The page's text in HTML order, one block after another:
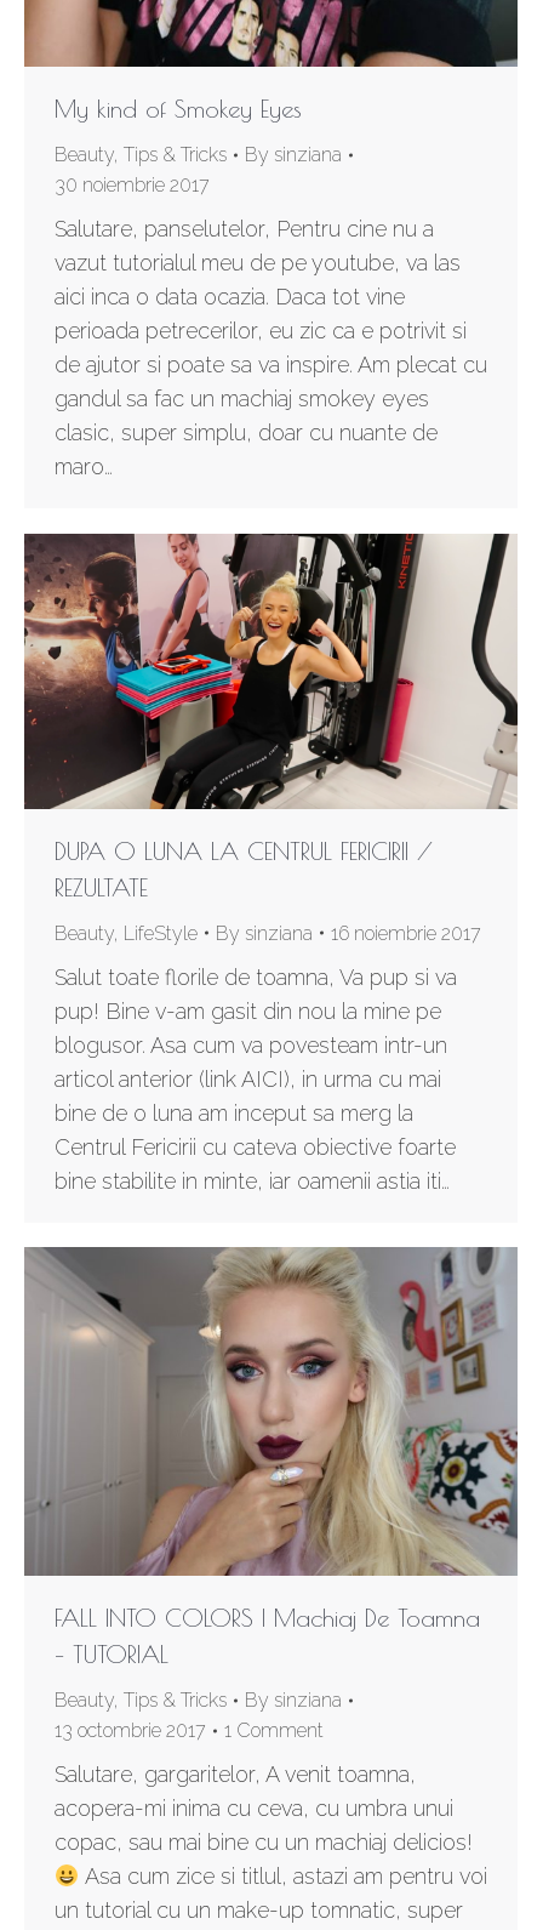
My kind of Smokey Eyes
Beauty, Tips & Tricks By sinziana
30 noiembrie 2017
Salutare, panselutelor, Pentru cine nu a
vazut tutorialul meu de pe youtube, va las
aici inca o data ocazia. Daca tot vine
perioada petrecerilor, eu zic ca e potrivit si
de ajutor si poate sa va inspire. Am plecat cu
gandul sa fac un machiaj smokey eyes
clasic, super simplu, doar cu nuante de
maro…
DUPA O LUNA LA CENTRUL FERICIRII /
REZULTATE
Beauty, LifeStyle By sinziana 16 noiembrie 2017
Salut toate florile de toamna, Va pup si va
pup! Bine v-am gasit din nou la mine pe
blogusor. Asa cum va povesteam intr-un
articol anterior (link AICI), in urma cu mai
bine de o luna am inceput sa merg la
Centrul Fericirii cu cateva obiective foarte
bine stabilite in minte, iar oamenii astia iti…
FALL INTO COLORS | Machiaj De Toamna
– TUTORIAL
Beauty, Tips & Tricks By sinziana
13 octombrie 2017
1 Comment
Salutare, gargaritelor, A venit toamna,
acopera-mi inima cu ceva, cu umbra unui
copac, sau mai bine cu un machiaj delicios!
Asa cum zice si titlul, astazi am pentru voi
un tutorial cu un make-up tomnatic, super